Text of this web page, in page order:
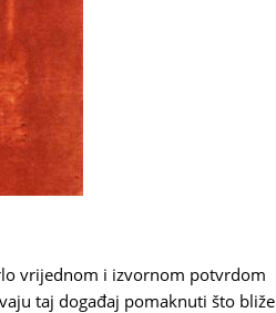
vrijednom i izvornom potvrdom
taj događaj pomaknuti što bliže